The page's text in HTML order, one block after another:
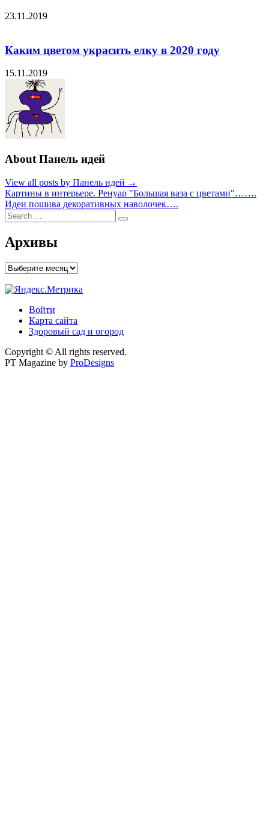
23.11.2019
Каким цветом украсить елку в 2020 году
15.11.2019
About Панель идей
View all posts by Панель идей →
Навигация
по
записям
Картины в интерьере. Ренуар "Большая ваза с цветами"…….
Идеи пошива декоративных наволочек….
Search
for:
Search
Архивы
Архивы
Войти
Карта сайта
Здоровый сад и огород
Copyright © All rights reserved.
PT Magazine by ProDesigns